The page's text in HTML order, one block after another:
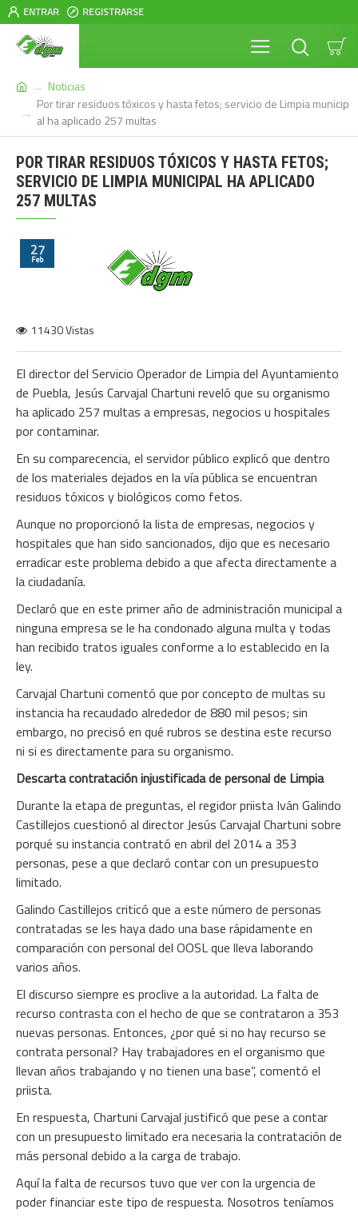
ENTRAR REGISTRARSE
Noticias
Por tirar residuos tóxicos y hasta fetos; servicio de Limpia municip
al ha aplicado 257 multas
POR TIRAR RESIDUOS TÓXICOS Y HASTA FETOS;
SERVICIO DE LIMPIA MUNICIPAL HA APLICADO
257 MULTAS
27
Feb
11430 Vistas
El director del Servicio Operador de Limpia del Ayuntamiento
de Puebla, Jesús Carvajal Chartuni reveló que su organismo
ha aplicado 257 multas a empresas, negocios u hospitales
por contaminar.
En su comparecencia, el servidor público explicó que dentro
de los materiales dejados en la vía pública se encuentran
residuos tóxicos y biológicos como fetos.
Aunque no proporcionó la lista de empresas, negocios y
hospitales que han sido sancionados, dijo que es necesario
erradicar este problema debido a que afecta directamente a
la ciudadanía.
Declaró que en este primer año de administración municipal a
ninguna empresa se le ha condonado alguna multa y todas
han recibido tratos iguales conforme a lo establecido en la
ley.
Carvajal Chartuni comentó que por concepto de multas su
instancia ha recaudado alrededor de 880 mil pesos; sin
embargo, no precisó en qué rubros se destina este recurso
ni si es directamente para su organismo.
Descarta contratación injustificada de personal de Limpia
Durante la etapa de preguntas, el regidor priista Iván Galindo
Castillejos cuestionó al director Jesús Carvajal Chartuni sobre
porqué su instancia contrató en abril del 2014 a 353
personas, pese a que declaró contar con un presupuesto
limitado.
Galindo Castillejos criticó que a este número de personas
contratadas se les haya dado una base rápidamente en
comparación con personal del OOSL que lleva laborando
varios años.
El discurso siempre es proclive a la autoridad. La falta de
recurso contrasta con el hecho de que se contrataron a 353
nuevas personas. Entonces, ¿por qué si no hay recurso se
contrata personal? Hay trabajadores en el organismo que
llevan años trabajando y no tienen una base”, comentó el
priista.
En respuesta, Chartuni Carvajal justificó que pese a contar
con un presupuesto limitado era necesaria la contratación de
más personal debido a la carga de trabajo.
Aquí la falta de recursos tuvo que ver con la urgencia de
poder financiar este tipo de respuesta. Nosotros teníamos